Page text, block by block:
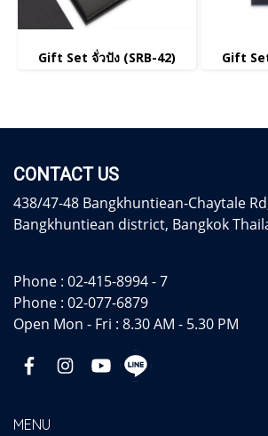
Gift Set จั่วปัง (SRB-42) Gift
CONTACT US
438/47-48 Bangkhuntiean-Chaytale
Bangkhuntiean district, Bangkok
Phone : 02-415-8994 - 7
Phone : 02-077-6879
Open Mon - Fri : 8.30 AM - 5.30 PM
MENU